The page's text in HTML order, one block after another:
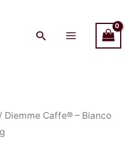
Menu
/ Diemme Caffe® – Bianco